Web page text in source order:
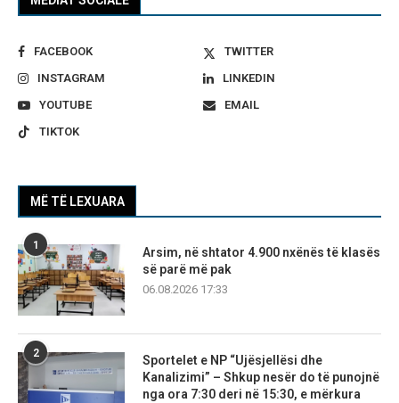
FACEBOOK
TWITTER
INSTAGRAM
LINKEDIN
YOUTUBE
EMAIL
TIKTOK
MË TË LEXUARA
1
Arsim, në shtator 4.900 nxënës të klasës
së parë më pak
06.08.2026 17:33
2
Sportelet e NP “Ujësjellësi dhe
Kanalizimi” – Shkup nesër do të punojnë
nga ora 7:30 deri në 15:30, e mërkura